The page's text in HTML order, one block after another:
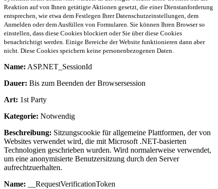
Reaktion auf von Ihnen getätigte Aktionen gesetzt, die einer Dienstanforderung
entsprechen, wie etwa dem Festlegen Ihrer Datenschutzeinstellungen, dem
Anmelden oder dem Ausfüllen von Formularen. Sie können Ihren Browser so
einstellen, dass diese Cookies blockiert oder Sie über diese Cookies
benachrichtigt werden. Einige Bereiche der Website funktionieren dann aber
nicht. Diese Cookies speichern keine personenbezogenen Daten.
Name: ASP.NET_SessionId
Dauer: Bis zum Beenden der Browsersession
Art: 1st Party
Kategorie: Notwendig
Beschreibung: Sitzungscookie für allgemeine Plattformen, der von
Websites verwendet wird, die mit Microsoft .NET-basierten
Technologien geschrieben wurden. Wird normalerweise verwendet,
um eine anonymisierte Benutzersitzung durch den Server
aufrechtzuerhalten.
Name: __RequestVerificationToken